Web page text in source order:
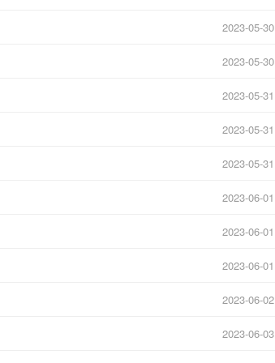
2023-05-30
2023-05-30
2023-05-31
2023-05-31
2023-05-31
2023-06-01
2023-06-01
2023-06-01
2023-06-02
2023-06-03